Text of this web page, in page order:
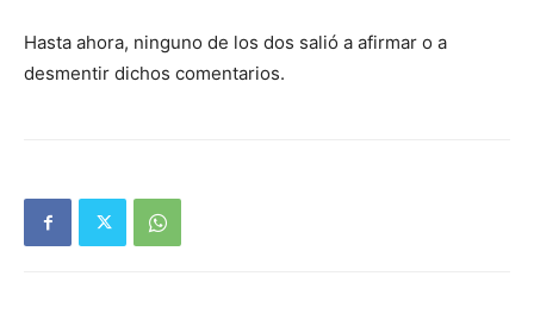
Hasta ahora, ninguno de los dos salió a afirmar o a
desmentir dichos comentarios.